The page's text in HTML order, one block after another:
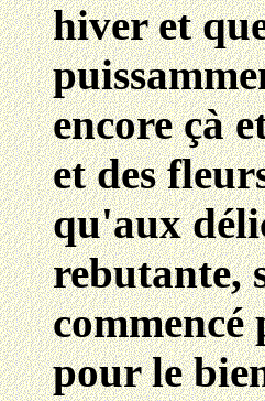
hiver et
encore çà
et des
qu'aux
rebutante,
pour le